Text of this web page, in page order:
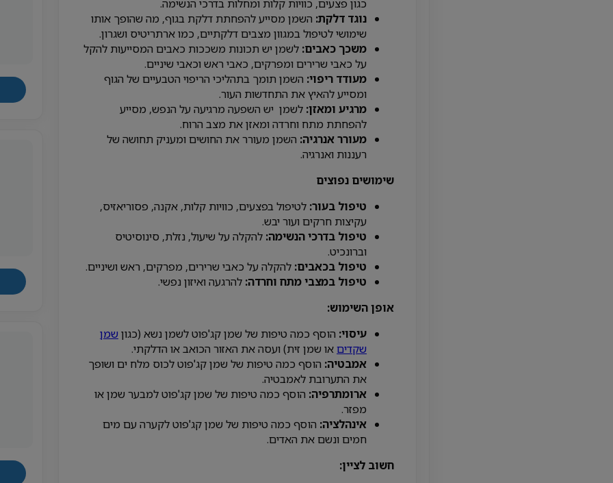
כגון פצעים, כוויות קלות ומחלות בדרכי הנשימה.
נוגד דלקת: השמן מסייע להפחתת דלקת בגוף, מה שהופך אותו
שימושי לטיפול במגוון מצבים דלקתיים, כמו ארתריטיס ושגרון.
משכך כאבים: לשמן יש תכונות משככות כאבים המסייעות להקל
על כאבי שרירים ומפרקים, כאבי ראש וכאבי שיניים.
מעודד ריפוי: השמן תומך בתהליכי הריפוי הטבעיים של הגוף
ומסייע להאיץ את התחדשות העור.
מרגיע ומאזן: לשמן יש השפעה מרגיעה על הנפש, מסייע
להפחתת מתח וחרדה ומאזן את מצב הרוח.
מעורר אנרגיה: השמן מעורר את החושים ומעניק תחושה של
רעננות ואנרגיה.
שימושים נפוצים
טיפול בעור: לטיפול בפצעים, כוויות קלות, אקנה, פסוריאזיס,
עקיצות חרקים ועור יבש.
טיפול בדרכי הנשימה: להקלה על שיעול, נזלת, סינוסיטיס
וברונכיט.
טיפול בכאבים: להקלה על כאבי שרירים, מפרקים, ראש ושיניים.
טיפול במצבי מתח וחרדה: להרגעה ואיזון נפשי.
אופן השימוש:
עיסוי: הוסף כמה טיפות של שמן קג'פוט לשמן נשא (כגון שמן
שקדיםאו שמן זית) ועסה את האזור הכואב או הדלקתי.
אמבטיה: הוסף כמה טיפות של שמן קג'פוט לכוס מלח ים ושופך
את התערובת לאמבטיה.
ארומתרפיה: הוסף כמה טיפות של שמן קג'פוט למבער שמן או
מפזר.
אינהלציה: הוסף כמה טיפות של שמן קג'פוט לקערה עם מים
חמים ונשם את האדים.
חשוב לציין: